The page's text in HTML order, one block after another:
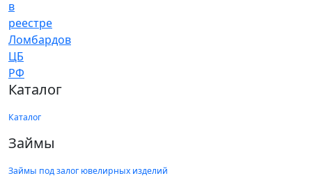
Каталог
Каталог
Займы
Займы под залог ювелирных изделий